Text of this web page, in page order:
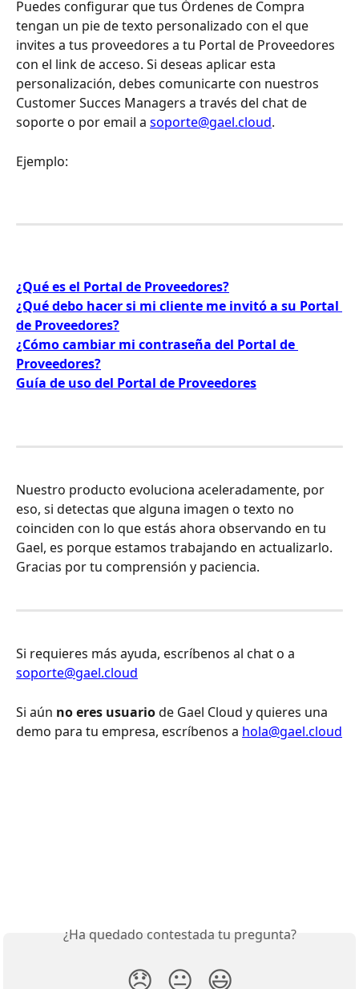
Puedes configurar que tus Órdenes de Compra
tengan un pie de texto personalizado con el que
invites a tus proveedores a tu Portal de Proveedores
con el link de acceso. Si deseas aplicar esta
personalización, debes comunicarte con nuestros
Customer Succes Managers a través del chat de
soporte o por email a soporte@gael.cloud.
Ejemplo:
¿Qué es el Portal de Proveedores?
¿Qué debo hacer si mi cliente me invitó a su Portal
de Proveedores?
¿Cómo cambiar mi contraseña del Portal de
Proveedores?
Guía de uso del Portal de Proveedores
Nuestro producto evoluciona aceleradamente, por
eso, si detectas que alguna imagen o texto no
coinciden con lo que estás ahora observando en tu
Gael, es porque estamos trabajando en actualizarlo.
Gracias por tu comprensión y paciencia.
Si requieres más ayuda, escríbenos al chat o a
soporte@gael.cloud
Si aún no eres usuario de Gael Cloud y quieres una
demo para tu empresa, escríbenos a hola@gael.cloud
¿Ha quedado contestada tu pregunta?
😞 😐 😃